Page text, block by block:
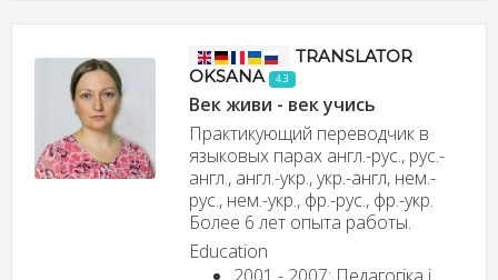
TRANSLATOR
OKSANA
4.3
Век живи - век учись
Практикующий переводчик в
языковых парах англ.-рус., рус.-
англ., англ.-укр., укр.-англ, нем.-
рус., нем.-укр., фр.-рус., фр.-укр.
Более 6 лет опыта работы.
Education